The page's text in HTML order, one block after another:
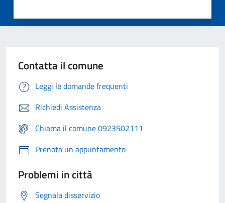
Contatta il comune
Leggi le domande frequenti
Richiedi Assistenza
Chiama il comune 0923502111
Prenota un appuntamento
Problemi in città
Segnala disservizio